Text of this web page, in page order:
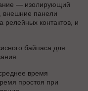
— изолирующий
внешние панели
релейных контактов, и
байпаса для
время
простоя при